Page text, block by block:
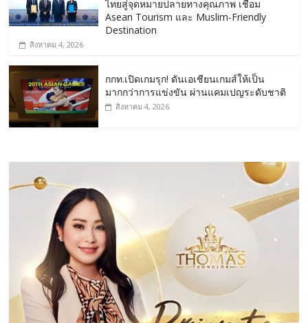
ไทยสู่จุดหมายปลายทางคุณภาพ เชื่อม
Asean Tourism และ Muslim-Friendly
Destination
สิงหาคม 4, 2026
กกท.เปิดเกมรุก! ดันเอเชียนเกมส์ให้เป็น
มากกว่าการแข่งขัน ผ่านแคมเปญระดับชาติ
สิงหาคม 4, 2026